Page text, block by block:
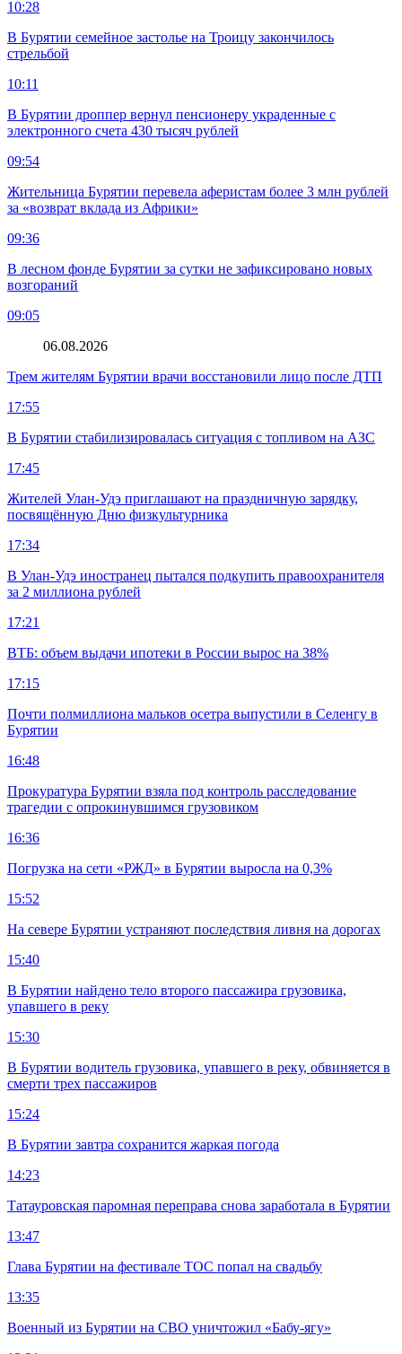
10:28
В Бурятии семейное застолье на Троицу закончилось
стрельбой
10:11
В Бурятии дроппер вернул пенсионеру украденные с
электронного счета 430 тысяч рублей
09:54
Жительница Бурятии перевела аферистам более 3 млн рублей
за «возврат вклада из Африки»
09:36
В лесном фонде Бурятии за сутки не зафиксировано новых
возгораний
09:05
06.08.2026
Трем жителям Бурятии врачи восстановили лицо после ДТП
17:55
В Бурятии стабилизировалась ситуация с топливом на АЗС
17:45
Жителей Улан-Удэ приглашают на праздничную зарядку,
посвящённую Дню физкультурника
17:34
В Улан-Удэ иностранец пытался подкупить правоохранителя
за 2 миллиона рублей
17:21
ВТБ: объем выдачи ипотеки в России вырос на 38%
17:15
Почти полмиллиона мальков осетра выпустили в Селенгу в
Бурятии
16:48
Прокуратура Бурятии взяла под контроль расследование
трагедии с опрокинувшимся грузовиком
16:36
Погрузка на сети «РЖД» в Бурятии выросла на 0,3%
15:52
На севере Бурятии устраняют последствия ливня на дорогах
15:40
В Бурятии найдено тело второго пассажира грузовика,
упавшего в реку
15:30
В Бурятии водитель грузовика, упавшего в реку, обвиняется в
смерти трех пассажиров
15:24
В Бурятии завтра сохранится жаркая погода
14:23
Татауровская паромная переправа снова заработала в Бурятии
13:47
Глава Бурятии на фестивале ТОС попал на свадьбу
13:35
Военный из Бурятии на СВО уничтожил «Бабу-ягу»